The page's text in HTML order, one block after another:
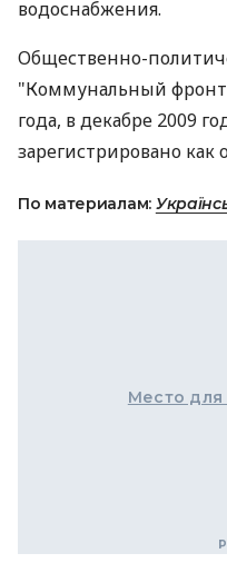
водоснабжения.
Общественно-
"Коммунальный
года, в декабре 2009
зарегистрировано как
По материалам:
Место